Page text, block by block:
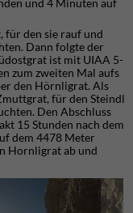
für den sie rauf und
Dann folgte der
ist mit UIAA 5-
zum zweiten Mal aufs
den Hörnligrat. Als
für den Steindl
Den Abschluss
15 Stunden nach dem
dem 4478 Meter
Hornligrat ab und